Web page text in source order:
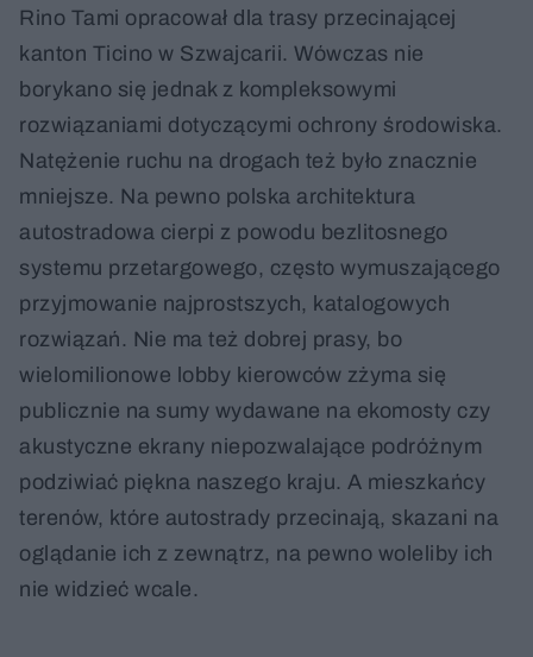
Rino Tami opracował dla trasy przecinającej
kanton Ticino w Szwajcarii. Wówczas nie
borykano się jednak z kompleksowymi
rozwiązaniami dotyczącymi ochrony środowiska.
Natężenie ruchu na drogach też było znacznie
mniejsze. Na pewno polska architektura
autostradowa cierpi z powodu bezlitosnego
systemu przetargowego, często wymuszającego
przyjmowanie najprostszych, katalogowych
rozwiązań. Nie ma też dobrej prasy, bo
wielomilionowe lobby kierowców zżyma się
publicznie na sumy wydawane na ekomosty czy
akustyczne ekrany niepozwalające podróżnym
podziwiać piękna naszego kraju. A mieszkańcy
terenów, które autostrady przecinają, skazani na
oglądanie ich z zewnątrz, na pewno woleliby ich
nie widzieć wcale.